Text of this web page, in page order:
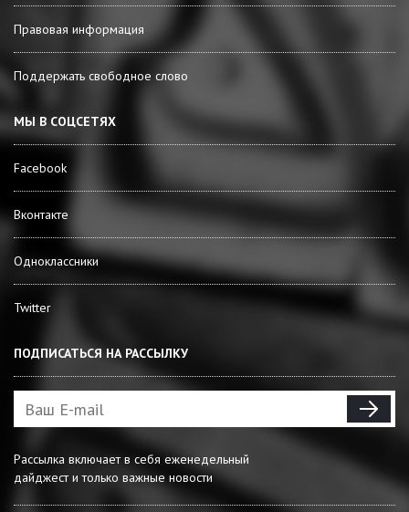
Правовая информация
Поддержать свободное слово
МЫ В СОЦСЕТЯХ
Facebook
Вконтакте
Одноклассники
Twitter
ПОДПИСАТЬСЯ НА РАССЫЛКУ
Рассылка включает в себя еженедельный
дайджест и только важные новости